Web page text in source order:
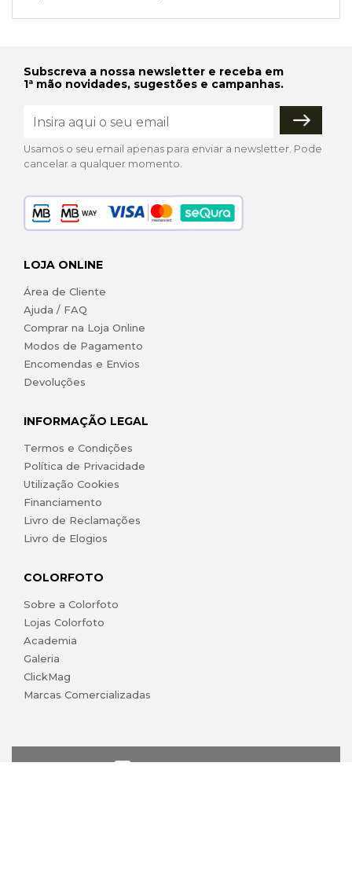
Subscreva a nossa newsletter e receba em
1ª mão novidades, sugestões e campanhas.
Usamos o seu email apenas para enviar a newsletter. Pode
cancelar a qualquer momento.
LOJA ONLINE
Área de Cliente
Ajuda / FAQ
Comprar na Loja Online
Modos de Pagamento
Encomendas e Envios
Devoluções
INFORMAÇÃO LEGAL
Termos e Condições
Política de Privacidade
Utilização Cookies
Financiamento
Livro de Reclamações
Livro de Elogios
COLORFOTO
Sobre a Colorfoto
Lojas Colorfoto
Academia
Galeria
ClickMag
Marcas Comercializadas
lojaonline@colorfoto.pt